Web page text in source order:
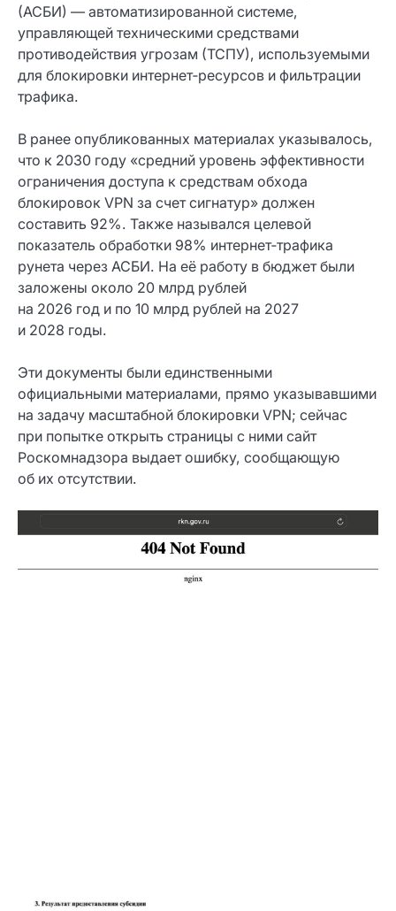
(АСБИ) — автоматизированной системе,
управляющей техническими средствами
противодействия угрозам (ТСПУ), используемыми
для блокировки интернет‑ресурсов и фильтрации
трафика.
В ранее опубликованных материалах указывалось,
что к 2030 году «средний уровень эффективности
ограничения доступа к средствам обхода
блокировок VPN за счет сигнатур» должен
составить 92%. Также назывался целевой
показатель обработки 98% интернет‑трафика
рунета через АСБИ. На её работу в бюджет были
заложены около 20 млрд рублей
на 2026 год и по 10 млрд рублей на 2027
и 2028 годы.
Эти документы были единственными
официальными материалами, прямо указывавшими
на задачу масштабной блокировки VPN; сейчас
при попытке открыть страницы с ними сайт
Роскомнадзора выдает ошибку, сообщающую
об их отсутствии.